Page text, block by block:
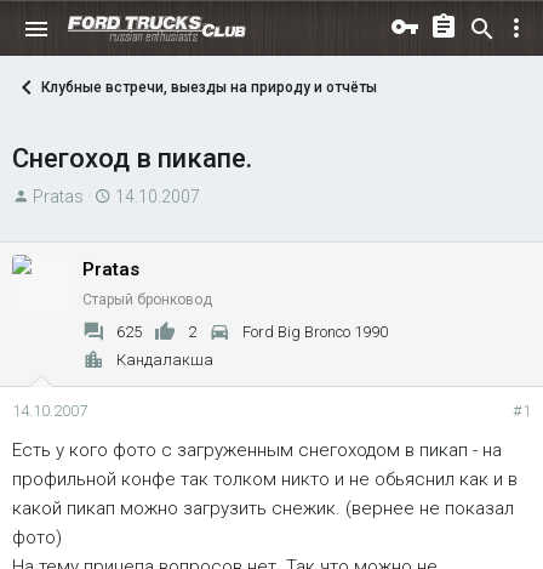
Клубные встречи, выезды на природу и отчёты
Снегоход в пикапе.
А
т
м
ы
Pratas
Д
т
а
н
а
ч
а
14.10.2007
Pratas
Старый бронковод
625 2
Ford Big Bronco 1990
Кандалакша
14.10.2007 #1
Есть у кого фото с загруженным снегоходом в пикап - на
профильной конфе так толком никто и не обьяснил как и в
какой пикап можно загрузить снежик. (вернее не показал
фото)